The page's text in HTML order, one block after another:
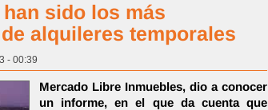
sido los más
alquileres temporales
- 00:39
Mercado Libre Inmuebles, dio a conocer
un informe, en el que da cuenta que